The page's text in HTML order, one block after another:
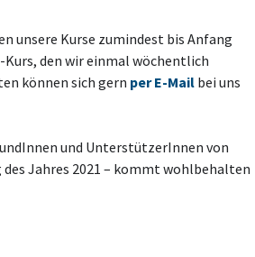
unsere Kurse zumindest bis Anfang
Kurs, den wir einmal wöchentlich
können sich gern per E-Mail bei uns
und UnterstützerInnen von
des Jahres 2021 – kommt wohlbehalten